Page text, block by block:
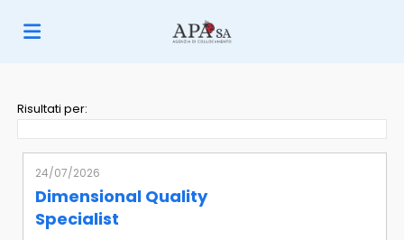
Offerte
di
Carica
Risultati per:
24/07/2026
Dimensional Quality
Specialist